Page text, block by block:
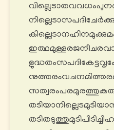
തടിതടുത്തുമുടിപിടിച്ചിഹ